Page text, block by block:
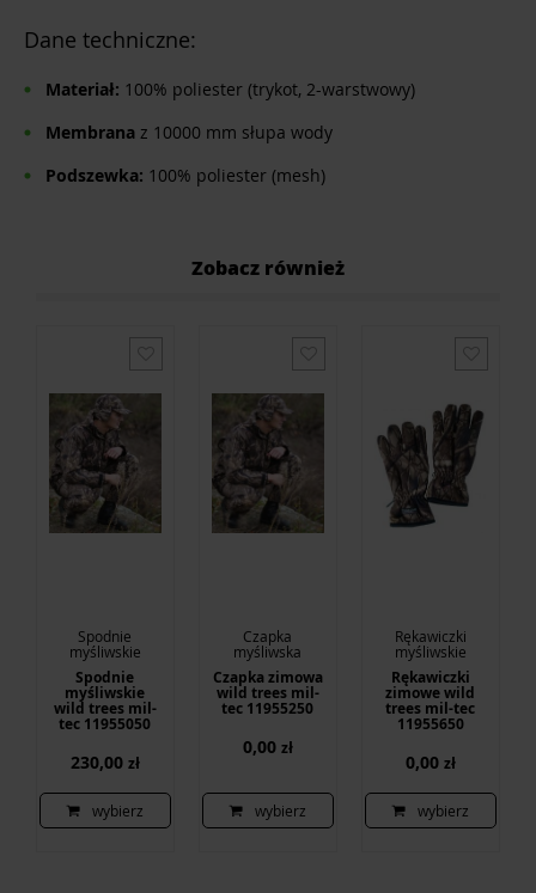
Dane techniczne:
Materiał: 100% poliester (trykot, 2-warstwowy)
Membrana z 10000 mm słupa wody
Podszewka: 100% poliester (mesh)
Zobacz również
Spodnie
myśliwskie
Spodnie
myśliwskie
wild trees mil-
tec 11955050
230,00 zł
wybierz
Czapka
myśliwska
Czapka zimowa
wild trees mil-
tec 11955250
0,00 zł
wybierz
Rękawiczki
myśliwskie
Rękawiczki
zimowe wild
trees mil-tec
11955650
0,00 zł
wybierz